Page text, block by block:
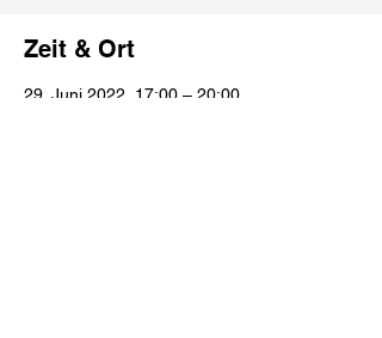
Zeit & Ort
29. Juni 2022, 17:00 – 20:00